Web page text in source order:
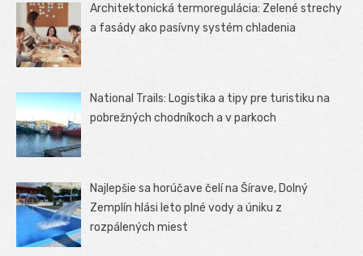
Architektonická termoregulácia: Zelené strechy
a fasády ako pasívny systém chladenia
National Trails: Logistika a tipy pre turistiku na
pobrežných chodníkoch a v parkoch
Najlepšie sa horúčave čelí na Šírave, Dolný
Zemplín hlási leto plné vody a úniku z
rozpálených miest